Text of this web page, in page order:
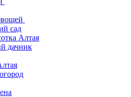
сад
Алтая
дачник